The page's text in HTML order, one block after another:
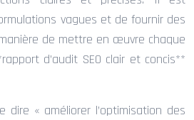
vagues et de fournir des
de mettre en œuvre chaque
d’audit SEO clair et concis**
dire « améliorer l’optimisation des